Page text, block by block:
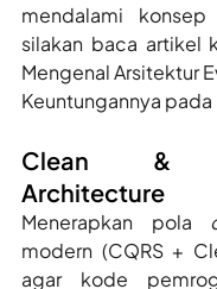
mendalami
silakan baca artikel
Mengenal Arsitektur
Keuntungannya
Clean &
Architecture
Menerapkan pola
modern (CQRS +
agar kode